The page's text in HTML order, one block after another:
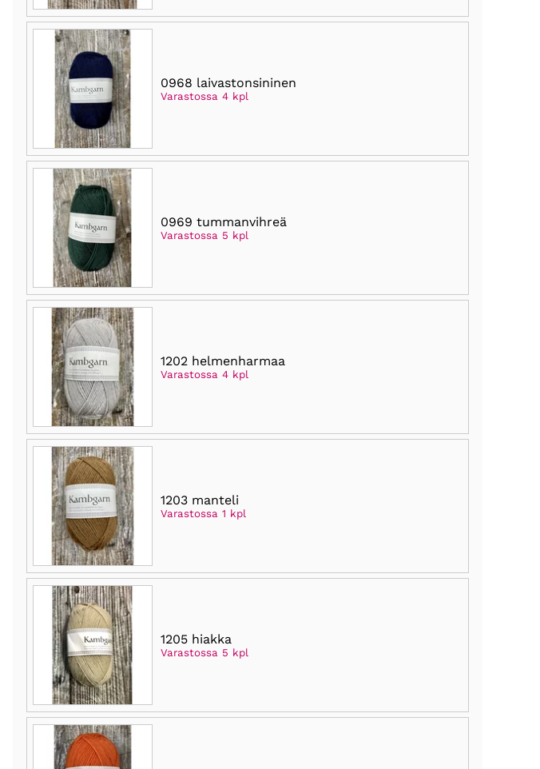
0968 laivastonsininen
Varastossa 4 kpl
0969 tummanvihreä
Varastossa 5 kpl
1202 helmenharmaa
Varastossa 4 kpl
1203 manteli
Varastossa 1 kpl
1205 hiakka
Varastossa 5 kpl